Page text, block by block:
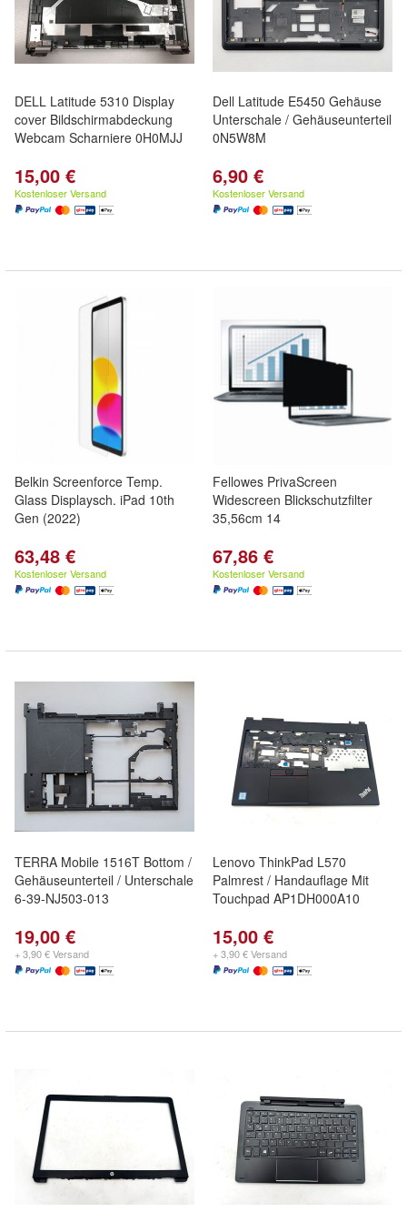
DELL Latitude 5310 Display
cover Bildschirmabdeckung
Webcam Scharniere 0H0MJJ
15,00 €
Kostenloser Versand
Dell Latitude E5450 Gehäuse
Unterschale / Gehäuseunterteil
0N5W8M
6,90 €
Kostenloser Versand
Belkin Screenforce Temp.
Glass Displaysch. iPad 10th
Gen (2022)
63,48 €
Kostenloser Versand
Fellowes PrivaScreen
Widescreen Blickschutzfilter
35,56cm 14
67,86 €
Kostenloser Versand
TERRA Mobile 1516T Bottom /
Gehäuseunterteil / Unterschale
6-39-NJ503-013
19,00 €
+ 3,90 € Versand
Lenovo ThinkPad L570
Palmrest / Handauflage Mit
Touchpad AP1DH000A10
15,00 €
+ 3,90 € Versand